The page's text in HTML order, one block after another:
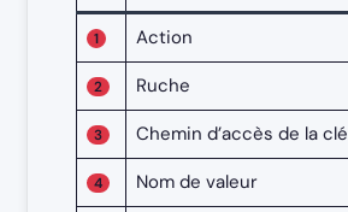
1 Action
2 Ruche
3 Chemin d’accès de la clé
4 Nom de valeur